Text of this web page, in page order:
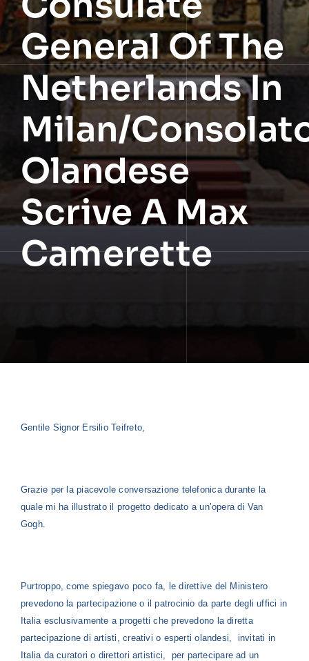
General Of The
Netherlands In
Milan/
Olandese
Scrive A Max
Camerette
Gentile Signor Ersilio Teifreto,
Grazie per la piacevole conversazione telefonica durante la
quale mi ha illustrato il progetto dedicato a un’opera di Van
Gogh.
Purtroppo, come spiegavo poco fa, le direttive del Ministero
prevedono la partecipazione o il patrocinio da parte degli uffici in
Italia esclusivamente a progetti che prevedono la diretta
partecipazione di artisti, creativi o esperti olandesi, invitati in
Italia da curatori o direttori artistici, per partecipare ad un